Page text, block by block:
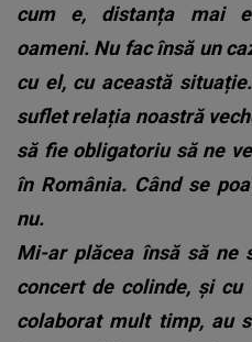
cum e, distanța mai
oameni. Nu fac însă un
cu el, cu această
suflet relația noastră
să fie obligatoriu să ne
în România. Când se
nu.
Mi-ar plăcea însă să ne
concert de colinde, și
colaborat mult timp, au